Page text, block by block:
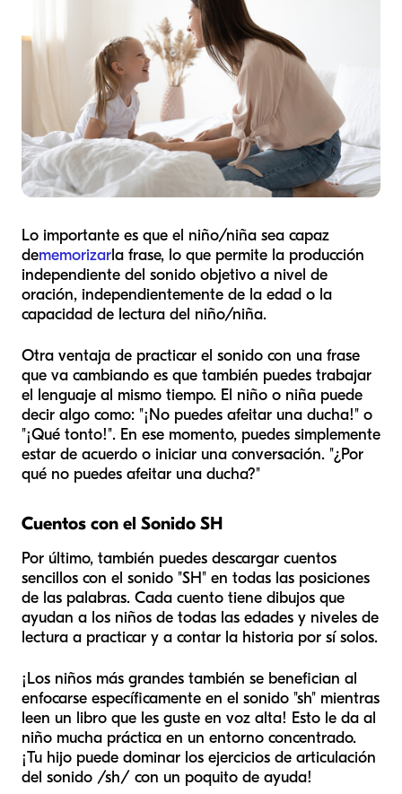
Lo importante es que el niño/niña sea capaz
dememorizarla frase, lo que permite la producción
independiente del sonido objetivo a nivel de
oración, independientemente de la edad o la
capacidad de lectura del niño/niña.
Otra ventaja de practicar el sonido con una frase
que va cambiando es que también puedes trabajar
el lenguaje al mismo tiempo. El niño o niña puede
decir algo como: "¡No puedes afeitar una ducha!" o
"¡Qué tonto!". En ese momento, puedes simplemente
estar de acuerdo o iniciar una conversación. "¿Por
qué no puedes afeitar una ducha?"
Cuentos con el Sonido SH
Por último, también puedes descargar cuentos
sencillos con el sonido "SH" en todas las posiciones
de las palabras. Cada cuento tiene dibujos que
ayudan a los niños de todas las edades y niveles de
lectura a practicar y a contar la historia por sí solos.
¡Los niños más grandes también se benefician al
enfocarse específicamente en el sonido "sh" mientras
leen un libro que les guste en voz alta! Esto le da al
niño mucha práctica en un entorno concentrado.
¡Tu hijo puede dominar los ejercicios de articulación
del sonido /sh/ con un poquito de ayuda!